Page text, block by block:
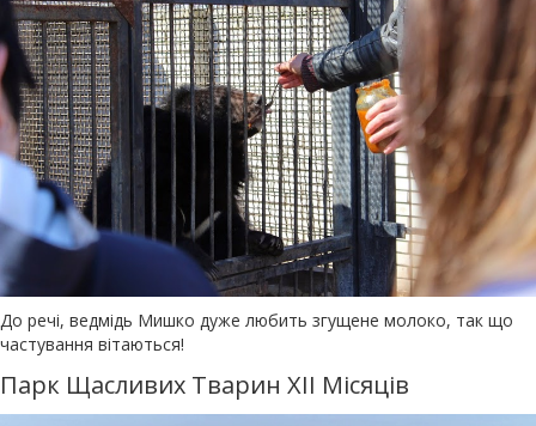
До речі, ведмідь Мишко дуже любить згущене молоко, так що
частування вітаються!
Парк Щасливих Тварин XII Місяців